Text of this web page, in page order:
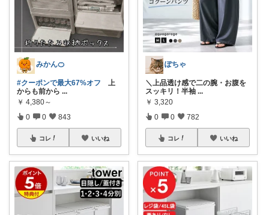
みかん🍊
#クーポンで最大67%オフ 上
からも前から ...
￥ 4,380～
0 0 843
コレ いいね
ぽちゃ
＼上品透け感で二の腕・お腹を
スッキリ！半袖 ...
￥ 3,320
0 0 782
コレ いいね